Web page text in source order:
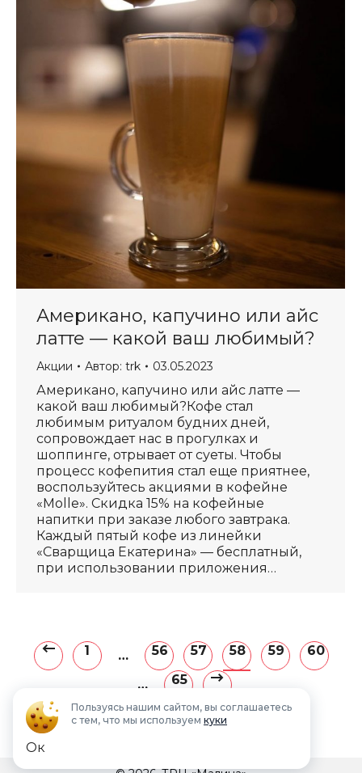
Американо, капучино или айс
латте — какой ваш любимый?
Акции Автор: trk 03.05.2023
Американо, капучино или айс латте —
какой ваш любимый?Кофе стал
любимым ритуалом будних дней,
сопровождает нас в прогулках и
шоппинге, отрывает от суеты. Чтобы
процесс кофепития стал еще приятнее,
воспользуйтесь акциями в кофейне
«Molle». Скидка 15% на кофейные
напитки при заказе любого завтрака.
Каждый пятый кофе из линейки
«Сварщица Екатерина» — бесплатный,
при использовании приложения…
1 … 56 57 58 59 60
… 65
Пользуясь нашим сайтом, вы соглашаетесь
с тем, что мы используем куки
Ок